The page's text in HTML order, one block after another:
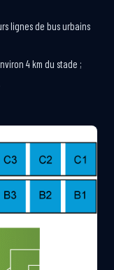
lignes de bus urbains
4 km du stade ;